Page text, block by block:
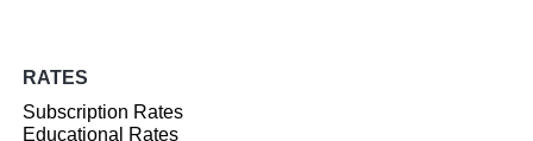
RATES
Subscription Rates
Educational Rates